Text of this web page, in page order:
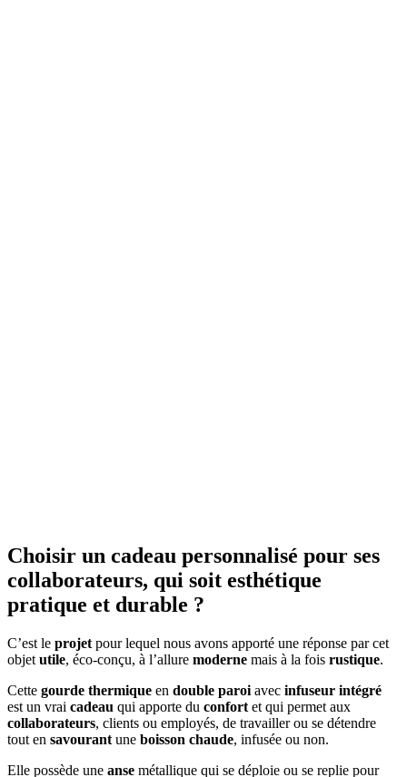
Choisir un cadeau personnalisé pour ses
collaborateurs, qui soit esthétique
pratique et durable ?
C’est le projet pour lequel nous avons apporté une réponse par cet
objet utile, éco-conçu, à l’allure moderne mais à la fois rustique.
Cette gourde thermique en double paroi avec infuseur intégré
est un vrai cadeau qui apporte du confort et qui permet aux
collaborateurs, clients ou employés, de travailler ou se détendre
tout en savourant une boisson chaude, infusée ou non.
Elle possède une anse métallique qui se déploie ou se replie pour